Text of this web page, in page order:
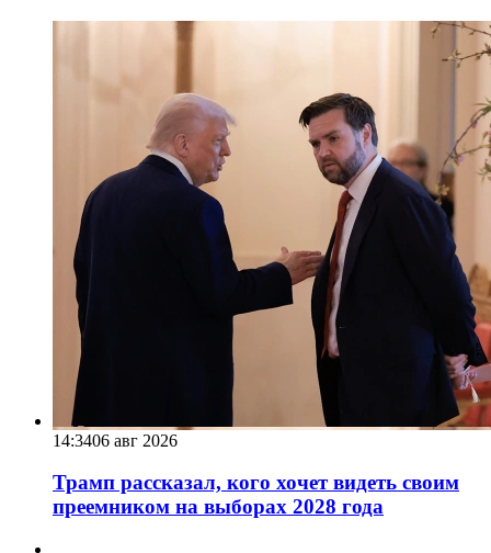
14:3406 авг 2026
Трамп рассказал, кого хочет видеть своим
преемником на выборах 2028 года